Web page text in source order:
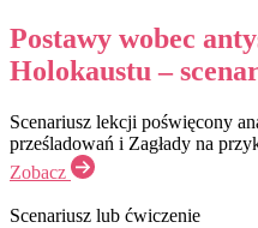
Postawy wobec
Holokaustu –
Scenariusz lekcji poświęcony
prześladowań i Zagłady na
Zobacz
Scenariusz lub ćwiczenie